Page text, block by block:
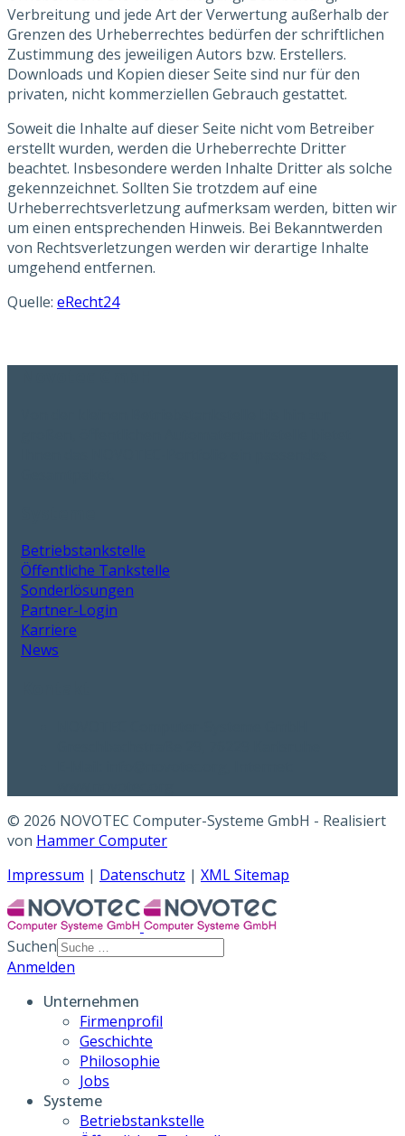
Verbreitung und jede Art der Verwertung außerhalb der
Grenzen des Urheberrechtes bedürfen der schriftlichen
Zustimmung des jeweiligen Autors bzw. Erstellers.
Downloads und Kopien dieser Seite sind nur für den
privaten, nicht kommerziellen Gebrauch gestattet.
Soweit die Inhalte auf dieser Seite nicht vom Betreiber
erstellt wurden, werden die Urheberrechte Dritter
beachtet. Insbesondere werden Inhalte Dritter als solche
gekennzeichnet. Sollten Sie trotzdem auf eine
Urheberrechtsverletzung aufmerksam werden, bitten wir
um einen entsprechenden Hinweis. Bei Bekanntwerden
von Rechtsverletzungen werden wir derartige Inhalte
umgehend entfernen.
Quelle: eRecht24
Betriebstankstelle
Öffentliche Tankstelle
Sonderlösungen
Partner-Login
Karriere
News
© 2026 NOVOTEC Computer-Systeme GmbH - Realisiert
von Hammer Computer
Impressum | Datenschutz | XML Sitemap
Suchen
Anmelden
Unternehmen
Firmenprofil
Geschichte
Philosophie
Jobs
Systeme
Betriebstankstelle